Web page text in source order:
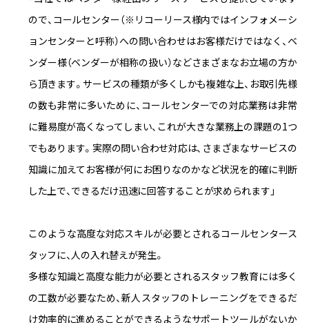
ので、コールセンター（※リコーリース様内ではインフォメーシ
ョンセンターと呼称）への問い合わせはお客様だけではなく、ベ
ンダー様（ベンダーが相称の扱い）などさまざまなお立場の方か
ら頂きます。サービスの種類が多くしかも複雑な上、お取引先様
の数も非常に多いために、コールセンターでの対応業務は非常
に難易度が高くなってしまい、これが大きな業務上の課題の1つ
でもあります。実際の問い合わせ対応は、さまざまなサービスの
知識に加えてお客様が何にお困りなのかなど状況を的確に判断
した上で、できるだけ迅速に回答することが求められます」
このような高度な対応スキルが必要とされるコールセンタース
タッフに、人の入れ替えが発生。
多様な知識と高度な能力が必要とされるスタッフ教育には多く
の工数が必要なため、新人スタッフのトレーニングをできるだ
け効率的に進めることができるようなサポートツールがないか